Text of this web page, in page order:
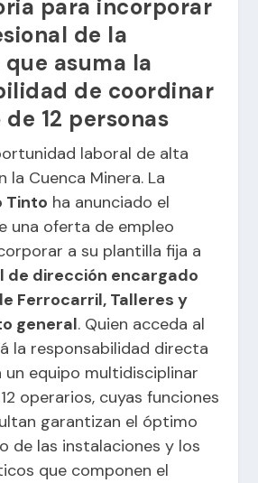
para incorporar
de la
asuma la
de coordinar
12 personas
laboral de alta
la Cuenca Minera. La
Tinto ha anunciado el
una oferta de empleo
a su plantilla fija a
de dirección encargado
Ferrocarril, Talleres y
general. Quien acceda al
la responsabilidad directa
un equipo multidisciplinar
operarios, cuyas funciones
garantizan el óptimo
de las instalaciones y los
que componen el